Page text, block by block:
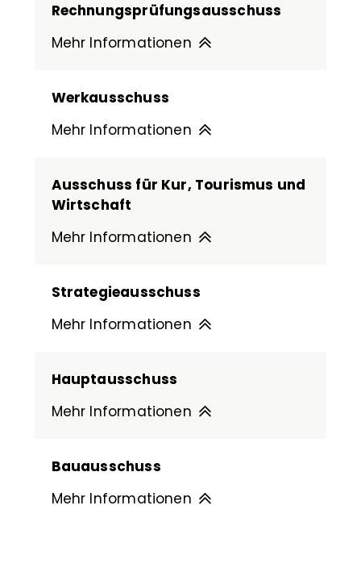
Rechnungsprüfungsausschuss
Mehr Informationen
Werkausschuss
Mehr Informationen
Ausschuss für Kur, Tourismus und
Wirtschaft
Mehr Informationen
Strategieausschuss
Mehr Informationen
Hauptausschuss
Mehr Informationen
Bauausschuss
Mehr Informationen